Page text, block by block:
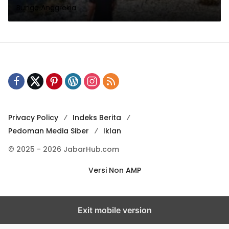
Cibuntu
Bunga Anggrekia
Privacy Policy
Indeks Berita
Pedoman Media Siber
Iklan
© 2025 - 2026 JabarHub.com
Versi Non AMP
Exit mobile version